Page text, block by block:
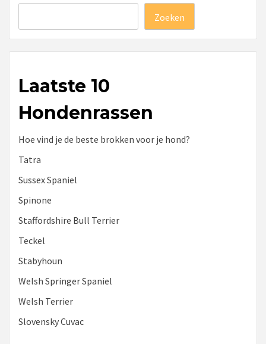
Zoeken
Laatste 10
Hondenrassen
Hoe vind je de beste brokken voor je hond?
Tatra
Sussex Spaniel
Spinone
Staffordshire Bull Terrier
Teckel
Stabyhoun
Welsh Springer Spaniel
Welsh Terrier
Slovensky Cuvac